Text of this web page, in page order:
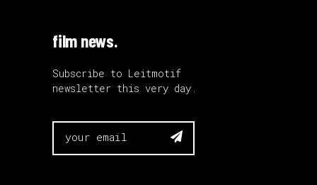
film news.
Subscribe to Leitmotif
newsletter this very day.
